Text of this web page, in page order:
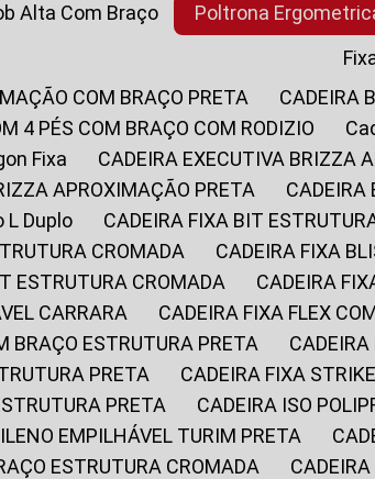
Alta Com Braço
Poltrona
COM BRAÇO PRETA
4 PÉS COM BRAÇO COM RODIZIO
Fixa
CADEIRA EXECUTIVA BRIZZA
APROXIMAÇÃO PRETA
L Duplo
CADEIRA FIXA BIT
CROMADA
CADEIRA FIXA
ESTRUTURA CROMADA
CADEIRA
CARRARA
CADEIRA FIXA FLEX
BRAÇO ESTRUTURA PRETA
PRETA
CADEIRA FIXA
PRETA
CADEIRA ISO
EMPILHÁVEL TURIM PRETA
ESTRUTURA CROMADA